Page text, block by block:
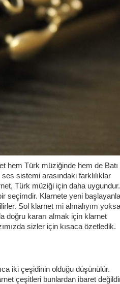
hem Türk müziğinde hem de Batı
sistemi arasındaki farklılıklar
Türk müziği için daha uygundur.
seçimdir. Klarnete yeni
Sol klarnet mi almalıyım
doğru kararı almak için klarnet
sizler için kısaca özetledik.
iki çeşidinin olduğu düşünülür.
çeşitleri bunlardan ibaret